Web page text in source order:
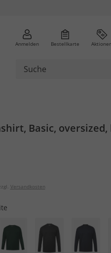
Anmelden Bestellkarte Aktionen
Basic, oversized,
Versandkosten